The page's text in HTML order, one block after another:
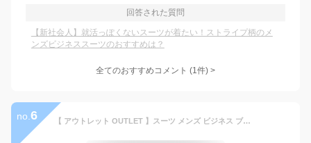
回答された質問
【新社会人】就活っぽくないスーツが着たい！ストライプ柄のメ
ンズビジネススーツのおすすめは？
全てのおすすめコメント (1件) >
no. 6 【 アウトレット OUTLET 】スーツ メンズ ビジネス ブルー ストライプ ノータックパンツ PSFAWEB限定オールシーズンスーツ スーツ スリムスーツ おしゃれ スーツ ストレッチスーツ ビジネススーツ メンズ スーツ パンツウォッシャブル